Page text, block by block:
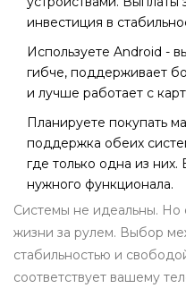
инвестиция в
Используете Android -
гибче, поддерживает
и лучше работает с
Планируете покупать
поддержка обеих
где только одна из них.
нужного функционала.
Системы не идеальны. Но
жизни за рулем. Выбор
стабильностью и
соответствует вашему